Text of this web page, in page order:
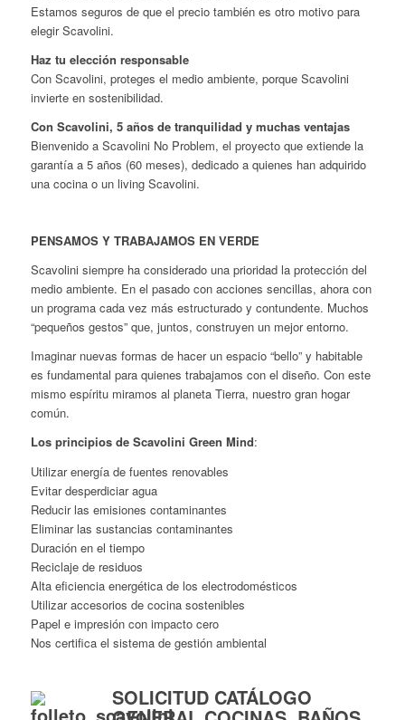
Estamos seguros de que el precio también es otro motivo para
elegir Scavolini.
Haz tu elección responsable
Con Scavolini, proteges el medio ambiente, porque Scavolini
invierte en sostenibilidad.
Con Scavolini, 5 años de tranquilidad y muchas ventajas
Bienvenido a Scavolini No Problem, el proyecto que extiende la
garantía a 5 años (60 meses), dedicado a quienes han adquirido
una cocina o un living Scavolini.
PENSAMOS Y TRABAJAMOS EN VERDE
Scavolini siempre ha considerado una prioridad la protección del
medio ambiente. En el pasado con acciones sencillas, ahora con
un programa cada vez más estructurado y contundente. Muchos
“pequeños gestos” que, juntos, construyen un mejor entorno.
Imaginar nuevas formas de hacer un espacio “bello” y habitable
es fundamental para quienes trabajamos con el diseño. Con este
mismo espíritu miramos al planeta Tierra, nuestro gran hogar
común.
Los principios de Scavolini Green Mind:
Utilizar energía de fuentes renovables
Evitar desperdiciar agua
Reducir las emisiones contaminantes
Eliminar las sustancias contaminantes
Duración en el tiempo
Reciclaje de residuos
Alta eficiencia energética de los electrodomésticos
Utilizar accesorios de cocina sostenibles
Papel e impresión con impacto cero
Nos certifica el sistema de gestión ambiental
SOLICITUD CATÁLOGO